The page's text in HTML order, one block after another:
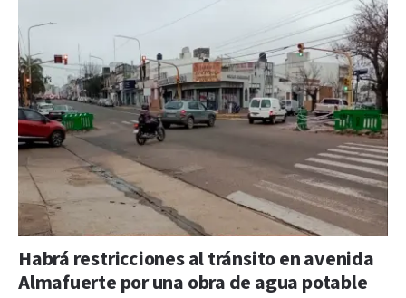
Habrá restricciones al tránsito en avenida
Almafuerte por una obra de agua potable